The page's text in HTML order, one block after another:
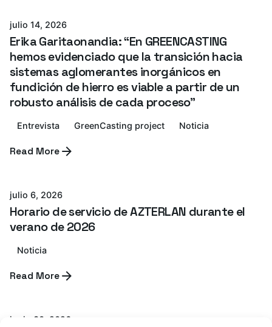
julio 14, 2026
Erika Garitaonandia: “En GREENCASTING
hemos evidenciado que la transición hacia
sistemas aglomerantes inorgánicos en
fundición de hierro es viable a partir de un
robusto análisis de cada proceso”
Entrevista GreenCasting project Noticia
Read MoreAzterlan Team
julio 6, 2026
Horario de servicio de AZTERLAN durante el
verano de 2026
Noticia
Read MoreAzterlan Team
junio 30, 2026